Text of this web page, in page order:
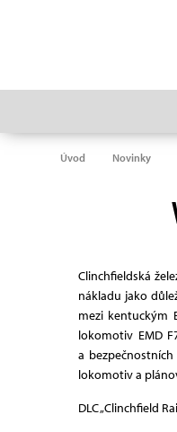
Úvod Novinky
Clinchfieldská
nákladu jako
mezi kentuckým
lokomotiv EMD
a
lokomotiv a
DLC „Clinchfield